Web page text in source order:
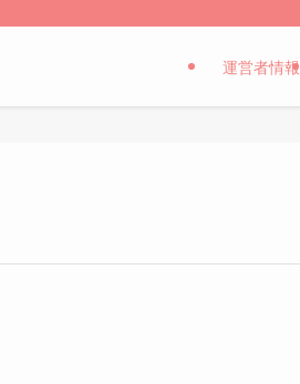
運営者情報